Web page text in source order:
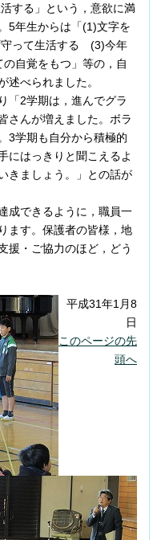
する」という，意欲に満
5年生からは「(1)文字を
って生活する (3)今年
自覚をもつ」等の，自
述べられました。
「2学期は，進んでグラ
さんが増えました。ボラ
3学期も自分から積極的
にはっきりと聞こえるよ
きましょう。」との話が
成できるように，職員一
ます。保護者の皆様，地
援・ご協力のほど，どう
平成31年1月8
日
このページの先
頭へ